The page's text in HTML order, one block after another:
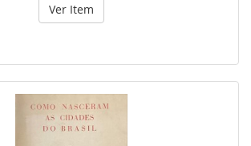
Ver Item